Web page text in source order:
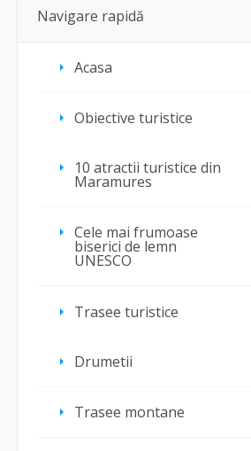
Navigare rapidă
Acasa
Obiective turistice
10 atractii turistice din
Maramures
Cele mai frumoase
biserici de lemn
UNESCO
Trasee turistice
Drumetii
Trasee montane